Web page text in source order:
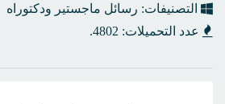
التصنيفات: رسائل ماجستير ودكتوراه
عدد التحميلات: 4802.